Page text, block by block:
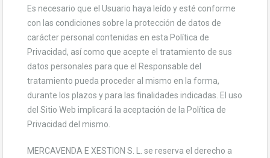
Es necesario que el Usuario haya leído y esté conforme
con las condiciones sobre la protección de datos de
carácter personal contenidas en esta Política de
Privacidad, así como que acepte el tratamiento de sus
datos personales para que el Responsable del
tratamiento pueda proceder al mismo en la forma,
durante los plazos y para las finalidades indicadas. El uso
del Sitio Web implicará la aceptación de la Política de
Privacidad del mismo.
MERCAVENDA E XESTION S. L. se reserva el derecho a